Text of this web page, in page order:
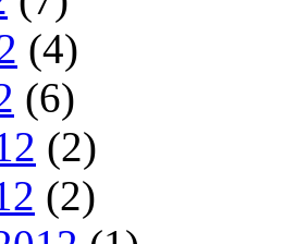
(4)
(6)
(2)
(2)